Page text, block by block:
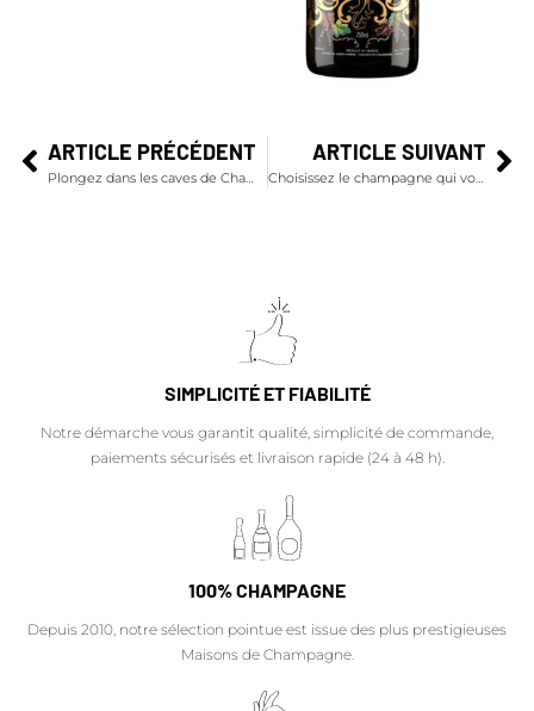
ARTICLE PRÉCÉDENT ARTICLE SUIVANT
Choisissez le champagne qui vous ressemble pour votre mariage
SIMPLICITÉ ET FIABILITÉ
Notre démarche vous garantit qualité, simplicité de commande,
paiements sécurisés et livraison rapide (24 à 48 h).
100% CHAMPAGNE
Depuis 2010, notre sélection pointue est issue des plus prestigieuses
Maisons de Champagne.